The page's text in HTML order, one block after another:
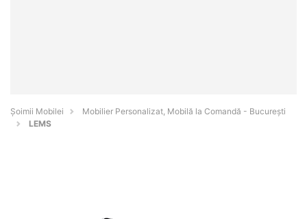
Șoimii Mobilei
Mobilier Personalizat, Mobilă la Comandă - Bucureşti
LEMS